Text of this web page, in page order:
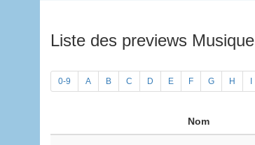
Liste des previews Musique
0-9 A B C D E F G H
Nom